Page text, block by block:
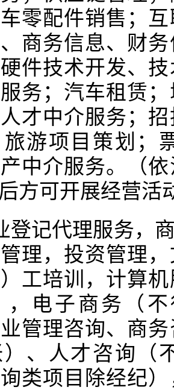
零配件销售；
商务信息、财
件技术开发、
务；汽车租赁
才中介服务；
游项目策划；
中介服务。（
方可开展经营活
登记代理服务，
理，投资管理
工培训，计算
，电子商务（
管理咨询、商
、人才咨询（
类项目除经纪